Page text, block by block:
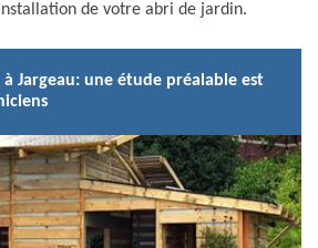
de votre abri de jardin.
Jargeau: une étude préalable est